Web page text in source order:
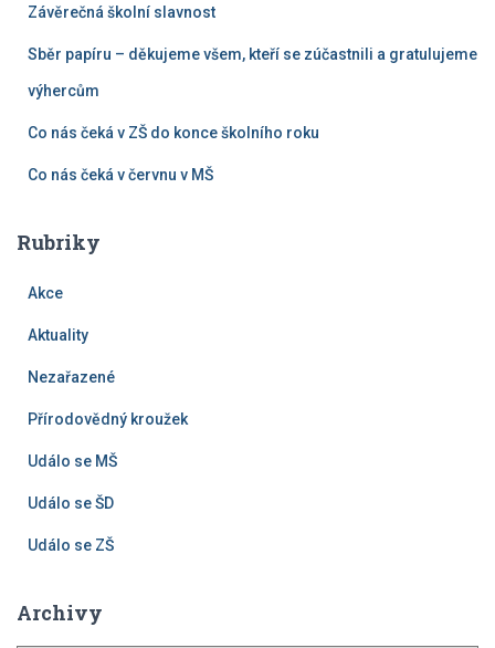
Závěrečná školní slavnost
Sběr papíru – děkujeme všem, kteří se zúčastnili a gratulujeme
výhercům
Co nás čeká v ZŠ do konce školního roku
Co nás čeká v červnu v MŠ
Rubriky
Akce
Aktuality
Nezařazené
Přírodovědný kroužek
Událo se MŠ
Událo se ŠD
Událo se ZŠ
Archivy